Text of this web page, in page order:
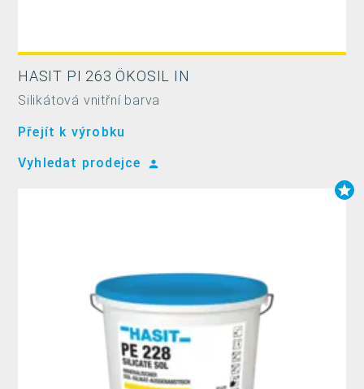
HASIT PI 263 ÖKOSIL IN
Silikátová vnitřní barva
Přejít k výrobku
Vyhledat prodejce